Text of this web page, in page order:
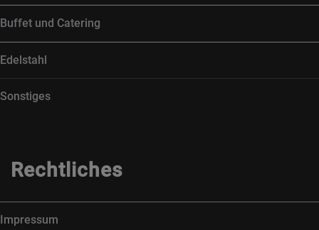
Buffet und Catering
Edelstahl
Sonstiges
Rechtliches
Impressum